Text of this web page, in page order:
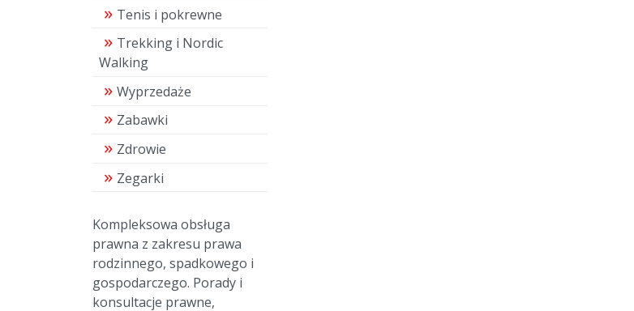
Tenis i pokrewne
Trekking i Nordic
Walking
Wyprzedaże
Zabawki
Zdrowie
Zegarki
Kompleksowa obsługa
prawna z zakresu prawa
rodzinnego, spadkowego i
gospodarczego. Porady i
konsultacje prawne,